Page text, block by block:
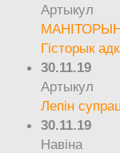
Артыкул
Гісторык
30.11.19
Артыкул
Лепін
30.11.19
Навіна